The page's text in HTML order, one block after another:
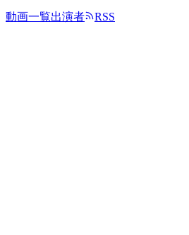
動画一覧出演者 RSS